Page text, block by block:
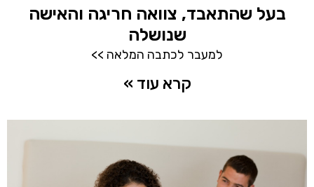
בעל שהתאבד, צוואה חריגה והאישה
שנושלה
למעבר לכתבה המלאה >>
קרא עוד »